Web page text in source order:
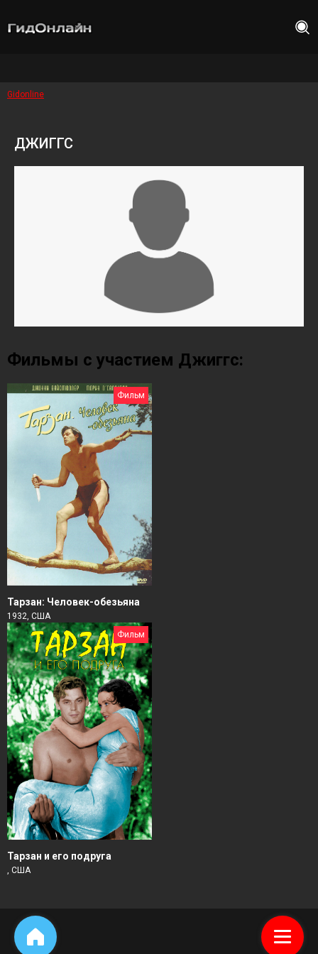
Gidonline
ДЖИГГС
Фильмы с участием Джиггс:
Фильм
Тарзан: Человек-обезьяна
1932, США
Фильм
Тарзан и его подруга
, США